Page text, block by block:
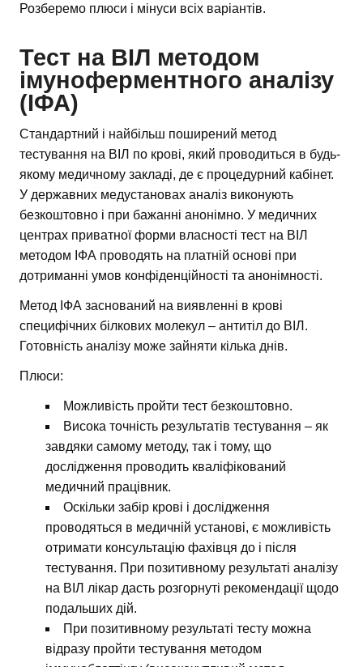
Розберемо плюси і мінуси всіх варіантів.
Тест на ВІЛ методом
імуноферментного аналізу
(ІФА)
Стандартний і найбільш поширений метод
тестування на ВІЛ по крові, який проводиться в будь-
якому медичному закладі, де є процедурний кабінет.
У державних медустановах аналіз виконують
безкоштовно і при бажанні анонімно. У медичних
центрах приватної форми власності тест на ВІЛ
методом ІФА проводять на платній основі при
дотриманні умов конфіденційності та анонімності.
Метод ІФА заснований на виявленні в крові
специфічних білкових молекул – антитіл до ВІЛ.
Готовність аналізу може зайняти кілька днів.
Плюси:
Можливість пройти тест безкоштовно.
Висока точність результатів тестування – як
завдяки самому методу, так і тому, що
дослідження проводить кваліфікований
медичний працівник.
Оскільки забір крові і дослідження
проводяться в медичній установі, є можливість
отримати консультацію фахівця до і після
тестування. При позитивному результаті аналізу
на ВІЛ лікар дасть розгорнуті рекомендації щодо
подальших дій.
При позитивному результаті тесту можна
відразу пройти тестування методом